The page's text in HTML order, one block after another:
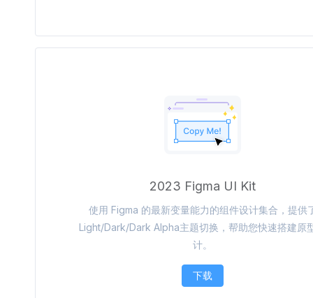
2023 Figma UI Kit
使用 Figma 的最新变量能力的组件设计集合，提供
Light/Dark/Dark Alpha主题切换，帮助您快速搭建原
计。
下载